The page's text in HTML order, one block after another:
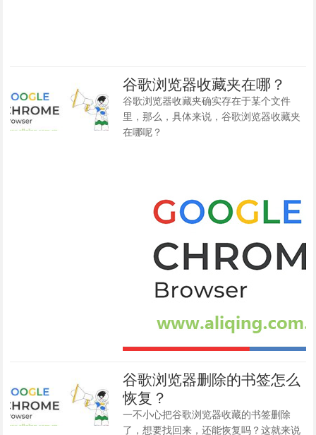
谷歌浏览器收藏夹在哪？
谷歌浏览器收藏夹确实存在于某个文件
里，那么，具体来说，谷歌浏览器收藏夹
在哪呢？
谷歌浏览器删除的书签怎么
恢复？
一不小心把谷歌浏览器收藏的书签删除
了，想要找回来，还能恢复吗？这就来说